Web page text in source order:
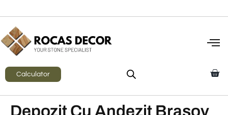
Calculator
Depozit Cu Andezit Brasov